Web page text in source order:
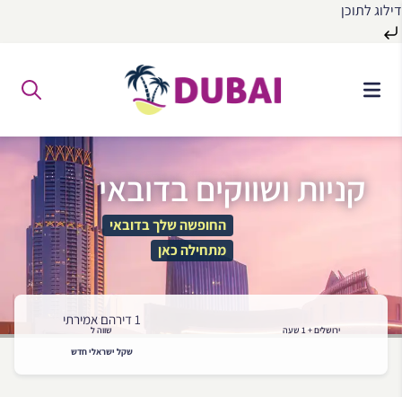
דילוג לתוכן
התוכן
קניות ושווקים בדובאי
החופשה שלך בדובאי
מתחילה כאן
ירושלים + 1 שעה
1 דירהם אמירתי
שווה ל
שקל ישראלי חדש